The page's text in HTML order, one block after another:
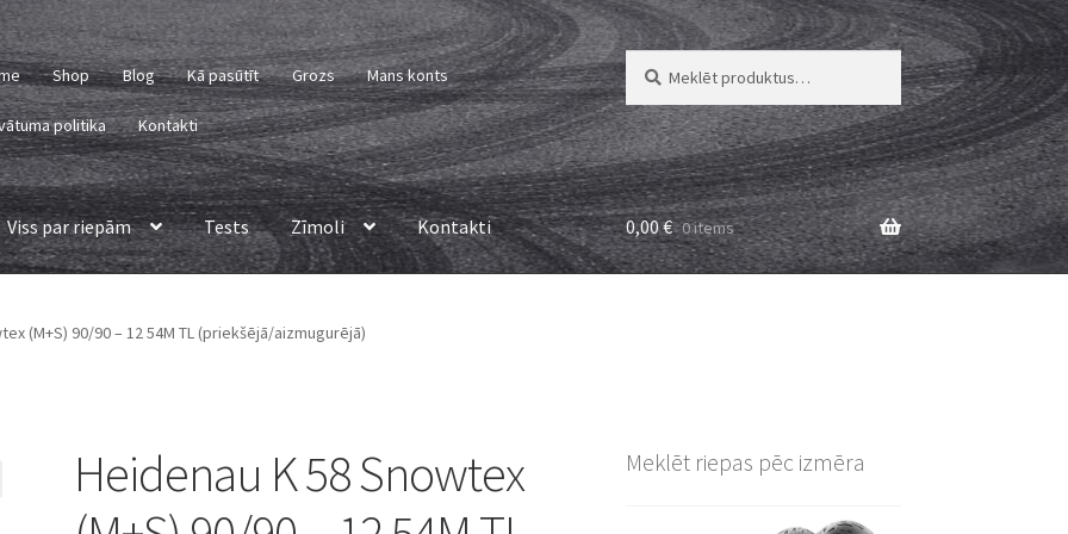
Shop Blog Kā pasūtīt Grozs Mans konts
politika Kontakti
Meklēt:
Meklēt
Viss par riepām Tests Zīmoli Kontakti 0,00€ 0 items
(M+S) 90/90 – 12 54M TL (priekšējā/aizmugurējā)
Heidenau K 58 Snowtex
Meklēt riepas pēc izmēra